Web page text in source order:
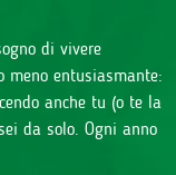
di vivere
meno entusiasmante:
anche tu (o te la
da solo. Ogni anno